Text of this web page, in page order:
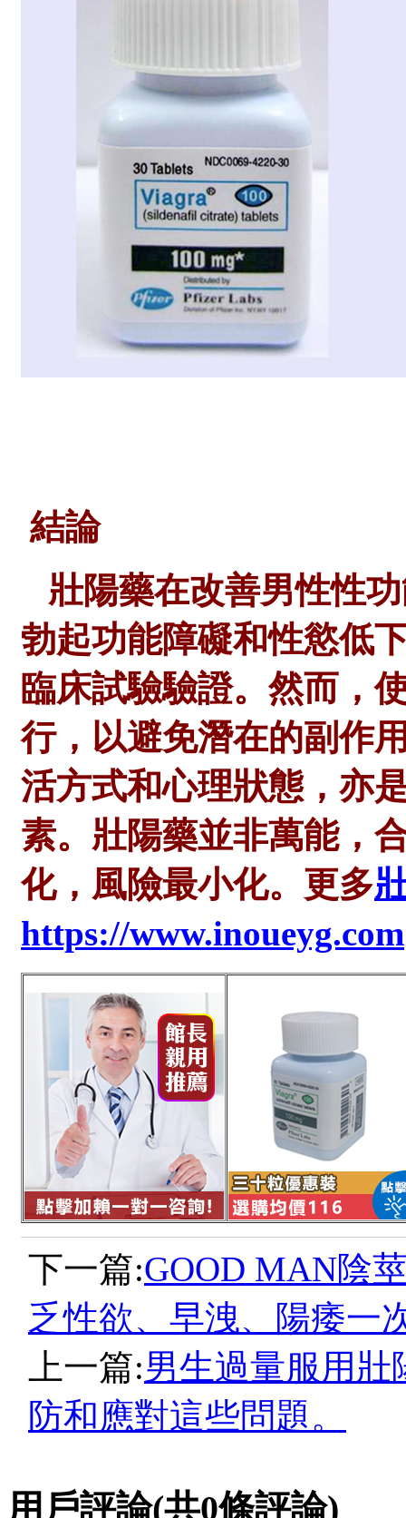
結論
壯陽藥在改善男性性
勃起功能障礙和性慾低
臨床試驗驗證。然而，
行，以避免潛在的副作
活方式和心理狀態，亦
素。壯陽藥並非萬能，
化，風險最小化。更多
https://www.inoueyg.com
下一篇:GOOD MAN陰
乏性欲、早洩、陽痿一
上一篇:男生過量服用
防和應對這些問題。
用戶評論(共0條評論)